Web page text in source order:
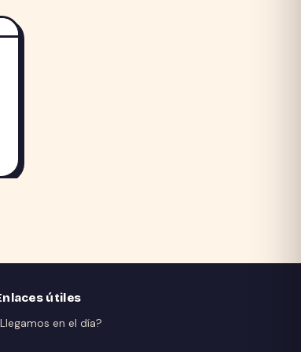
útiles
en el día?